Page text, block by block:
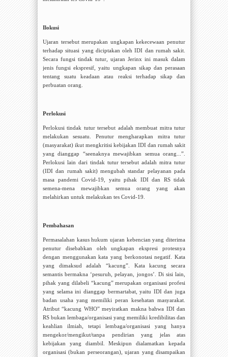
Ilokusi
Ujaran tersebut merupakan ungkapan kekecewaan penutur
terhadap situasi yang diciptakan oleh IDI dan rumah sakit.
Secara fungsi tindak tutur, ujaran Jerinx ini masuk dalam
jenis fungsi ekspresif, yaitu ungkapan sikap dan perasaan
tentang suatu keadaan atau reaksi terhadap sikap dan
perbuatan orang
Perlokusi
Perlokusi tindak tutur tersebut adalah membuat mitra tutur
melakukan sesuatu. Penutur mengharapkan mitra tutur
(masyarakat) ikut mengkritisi kebijakan IDI dan rumah sakit
yang dianggap “seenaknya mewajibkan semua orang...”.
Perlokusi lain dari tindak tutur tersebut adalah mitra tutur
(IDI dan rumah sakit) mengubah standar pelayanan pada
masa pandemi Covid-19, yaitu pihak IDI dan RS tidak
semena-mena mewajibkan semua orang yang akan
melahirkan untuk melakukan tes Covid-19.
Pembahasan
Permasalahan kasus hukum ujaran kebencian yang diterima
penutur disebabkan oleh ungkapan ekspresi protesnya
dengan menggunakan kata yang berkonotasi negatif. Kata
yang dimaksud adalah “kacung”. Kata kacung secara
semantis bermakna ‘pesuruh, pelayan, jongos’. Di sisi lain,
pihak yang dilabeli “kacung” merupakan organisasi profesi
yang selama ini dianggap bermartabat, yaitu IDI dan juga
badan usaha yang memiliki peran kesehatan masyarakat.
Atribut “kacung WHO” meyiratkan makna bahwa IDI dan
RS bukan lembaga/organisasi yang memiliki kredibilitas dan
keahlian ilmiah, tetapi lembaga/organisasi yang hanya
mengekor/mengikut/tanpa pendirian yang jelas atas
kebijakan yang diambil. Meskipun dialamatkan kepada
organisasi (bukan perseorangan), ujaran yang disampaikan